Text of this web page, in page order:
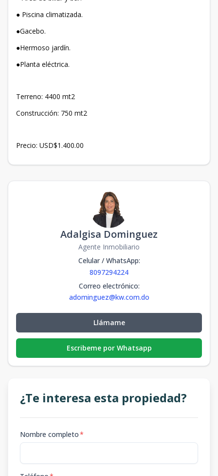
● Piscina climatizada.
●Gacebo.
●Hermoso jardín.
●Planta eléctrica.
Terreno: 4400 mt2
Construcción: 750 mt2
Precio: USD$1.400.00
Adalgisa Dominguez
Agente Inmobiliario
Celular / WhatsApp:
8097294224
Correo electrónico:
adominguez@kw.com.do
Llámame
Escribeme por Whatsapp
¿Te interesa esta propiedad?
Nombre completo*